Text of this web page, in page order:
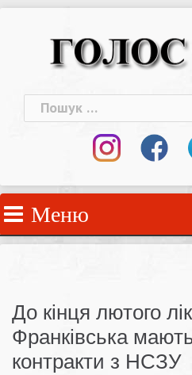
Пошук:
Меню
До кінця лютого
Франківська
контракти з НСЗУ